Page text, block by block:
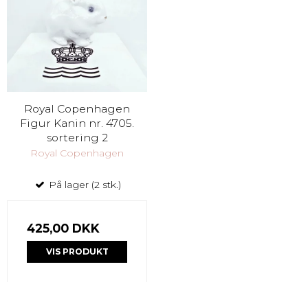
Royal Copenhagen
Figur Kanin nr. 4705.
sortering 2
Royal Copenhagen
På lager (2 stk.)
425,00 DKK
VIS PRODUKT